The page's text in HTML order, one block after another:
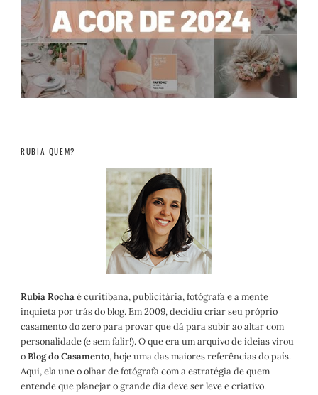
RUBIA QUEM?
Rubia Rochaé curitibana, publicitária, fotógrafa e a mente
inquieta por trás do blog. Em 2009, decidiu criar seu próprio
casamento do zero para provar que dá para subir ao altar com
personalidade (e sem falir!). O que era um arquivo de ideias virou
oBlog do Casamento, hoje uma das maiores referências do país.
Aqui, ela une o olhar de fotógrafa com a estratégia de quem
entende que planejar o grande dia deve ser leve e criativo.